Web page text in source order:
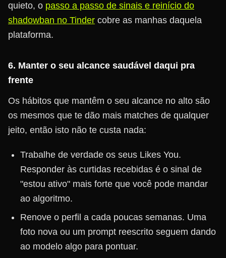
quieto, o passo a passo de sinais e reinício do
shadowban no Tinder cobre as manhas daquela
plataforma.
6. Manter o seu alcance saudável daqui pra
frente
Os hábitos que mantêm o seu alcance no alto são
os mesmos que te dão mais matches de qualquer
jeito, então isto não te custa nada:
Trabalhe de verdade os seus Likes You.
Responder às curtidas recebidas é o sinal de
"estou ativo" mais forte que você pode mandar
ao algoritmo.
Renove o perfil a cada poucas semanas. Uma
foto nova ou um prompt reescrito seguem dando
ao modelo algo para pontuar.